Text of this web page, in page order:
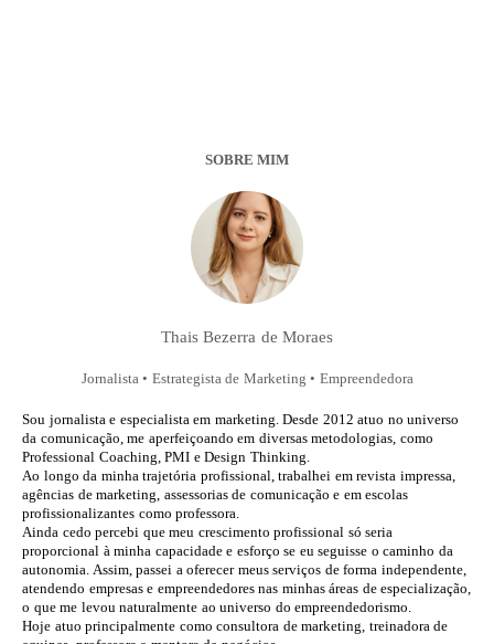
SOBRE MIM
Thais Bezerra de Moraes
Jornalista • Estrategista de Marketing • Empreendedora
Sou jornalista e especialista em marketing. Desde 2012 atuo no universo
da comunicação, me aperfeiçoando em diversas metodologias, como
Professional Coaching, PMI e Design Thinking.
Ao longo da minha trajetória profissional, trabalhei em revista impressa,
agências de marketing, assessorias de comunicação e em escolas
profissionalizantes como professora.
Ainda cedo percebi que meu crescimento profissional só seria
proporcional à minha capacidade e esforço se eu seguisse o caminho da
autonomia. Assim, passei a oferecer meus serviços de forma independente,
atendendo empresas e empreendedores nas minhas áreas de especialização,
o que me levou naturalmente ao universo do empreendedorismo.
Hoje atuo principalmente como consultora de marketing, treinadora de